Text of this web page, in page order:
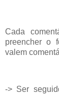
Cada
preencher o
valem
-> Ser